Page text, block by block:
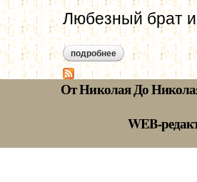
Любезный брат
подробнее о муравьев а.н. -
От Николая До
WEB-